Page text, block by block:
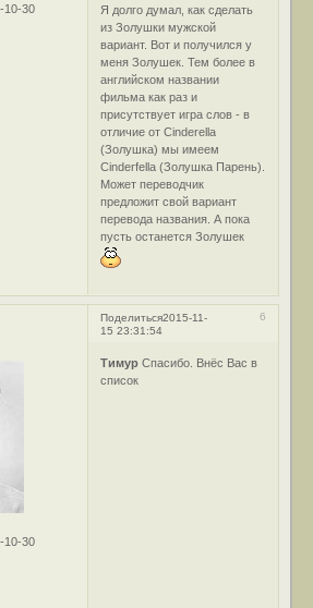
10-30
Я долго думал, как сделать
из Золушки мужской
вариант. Вот и получился у
меня Золушек. Тем более в
английском названии
фильма как раз и
присутствует игра слов - в
отличие от Cinderella
(Золушка) мы имеем
Cinderfella (Золушка Парень).
Может переводчик
предложит свой вариант
перевода названия. А пока
пусть останется Золушек
Поделиться 6
2015-11-
15 23:31:54
10-30
Тимур Спасибо. Внёс Вас в
список